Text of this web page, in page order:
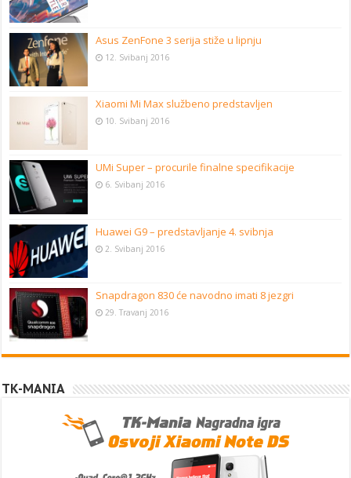
Asus ZenFone 3 serija stiže u lipnju
12. Svibanj 2016
Xiaomi Mi Max službeno predstavljen
10. Svibanj 2016
UMi Super – procurile finalne specifikacije
6. Svibanj 2016
Huawei G9 – predstavljanje 4. svibnja
2. Svibanj 2016
Snapdragon 830 će navodno imati 8 jezgri
29. Travanj 2016
TK-MANIA